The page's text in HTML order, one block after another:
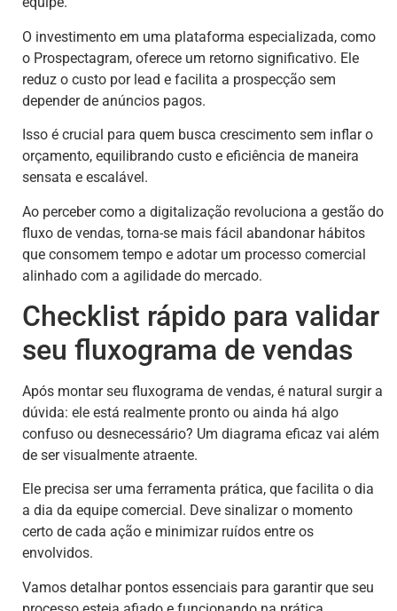
O investimento em uma plataforma especializada, como
o Prospectagram, oferece um retorno significativo. Ele
reduz o custo por lead e facilita a prospecção sem
depender de anúncios pagos.
Isso é crucial para quem busca crescimento sem inflar o
orçamento, equilibrando custo e eficiência de maneira
sensata e escalável.
Ao perceber como a digitalização revoluciona a gestão do
fluxo de vendas, torna-se mais fácil abandonar hábitos
que consomem tempo e adotar um processo comercial
alinhado com a agilidade do mercado.
Checklist rápido para validar
seu fluxograma de vendas
Após montar seu fluxograma de vendas, é natural surgir a
dúvida: ele está realmente pronto ou ainda há algo
confuso ou desnecessário? Um diagrama eficaz vai além
de ser visualmente atraente.
Ele precisa ser uma ferramenta prática, que facilita o dia
a dia da equipe comercial. Deve sinalizar o momento
certo de cada ação e minimizar ruídos entre os
envolvidos.
Vamos detalhar pontos essenciais para garantir que seu